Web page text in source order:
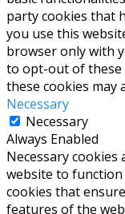
party cookies that
you use this
browser only with
to opt-out of these
these cookies may
Necessary
Necessary
Always Enabled
Necessary
website to
cookies that
features of the